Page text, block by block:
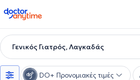
doctoranytime
Γενικός Γιατρός, Λαγκαδάς
DO+ Προνομιακές τιμές